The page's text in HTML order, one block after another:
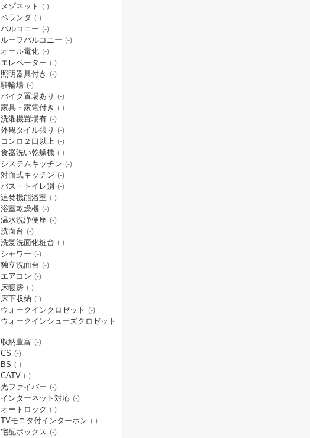
メゾネット (-)
ベランダ (-)
バルコニー (-)
ルーフバルコニー (-)
オール電化 (-)
エレベーター (-)
照明器具付き (-)
駐輪場 (-)
バイク置場あり (-)
家具・家電付き (-)
洗濯機置場有 (-)
外観タイル張り (-)
コンロ２口以上 (-)
食器洗い乾燥機 (-)
システムキッチン (-)
対面式キッチン (-)
バス・トイレ別 (-)
追焚機能浴室 (-)
浴室乾燥機 (-)
温水洗浄便座 (-)
洗面台 (-)
洗髪洗面化粧台 (-)
シャワー (-)
独立洗面台 (-)
エアコン (-)
床暖房 (-)
床下収納 (-)
ウォークインクロゼット (-)
ウォークインシューズクロゼット
収納豊富 (-)
CS (-)
BS (-)
CATV (-)
光ファイバー (-)
インターネット対応 (-)
オートロック (-)
TVモニタ付インターホン (-)
宅配ボックス (-)